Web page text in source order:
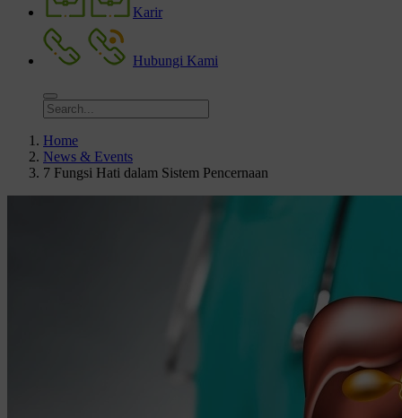
Karir
Hubungi Kami
Home
News & Events
7 Fungsi Hati dalam Sistem Pencernaan